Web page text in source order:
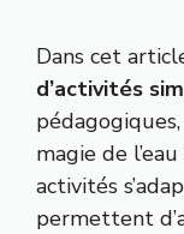
Dans cet
d’activités
magie de
activités
permettent